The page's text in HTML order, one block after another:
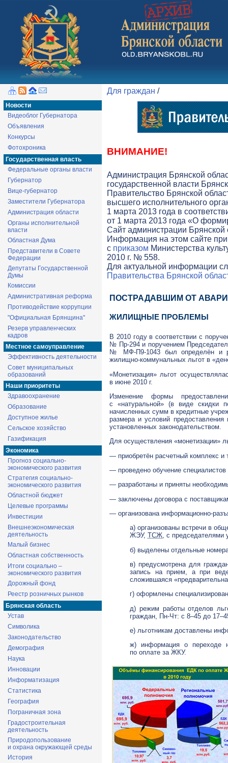
Новости
Видеоблог Губернатора
Объявления
Конкурсы
Фотохроника
Государственная власть
Федеральные органы власти
Губернатор
Вице-губернатор
Заместители Губернатора
Администрация области
Органы исполнительной
власти
Областная Дума
Представители в Совете
Федерации
Депутаты Государственной
Думы
Комиссии
Административная реформа
Противодействие коррупции
"Официальная Брянщина"
Резерв управленческих
кадров
Местное самоуправление
Эффективность деятельности
Совет муниципальных
образований
Наши приоритеты
Здравоохранение
Образование
Доступное жилье
Сельское хозяйство
Газификация
Экономика
Прогноз социально-
экономического развития
Стратегия социально-
экономического развития
Областной бюджет
Целевые программы
Инвестиции
Внешнеэкономическая
деятельность
Малый бизнес
Областная собственность
Итоги социально –
экономического развития
Дорожный фонд
Реестр розничных рынков
Брянская область
Устав
Символика
Законодательство
Демография
Наука
Инновации
Информатизация
Статистика
География
Пограничная зона
Градостроительная
деятельность
Природопользование
и охрана окружающей среды
История
Для граждан /
ВНИМАНИЕ!
Администрация Брянской
государственной власти
Правительство Брянской
высшего исполнительного
1 марта 2013 года в
от 1 марта 2013 года «О
Cайт администрации Брянской
Информация на этом сайте
с приказом Министерства
2010 г. № 558.
Для актуальной информации
Правительства Брянской
ПОСТРАДАВШИМ ОТ
ЖИЛИЩНЫЕ ПРОБЛЕМЫ
В 2010 году в соответствии с
№ Пр-294и поручением
№
МФ-П9-1043 был определён и
жилищно-коммунальных льгот в
«Монетизация» льгот
в июне 2010 г.
Изменение формы
с «натуральной» (в виде скидки
начисленных сумм в кредитные
размера и условий
установленных законодательством.
Для осуществления «монетизации»
— приобретён расчетный комплекс и
— проведено обучение
— разработаны и приняты
— заключены договора с
— организована информационно-
а) организованы встречи в
ЖЭУ, ТСЖ, с председателями
б) выделены отдельные
в) предусмотрена для
запись на прием, а при
сложившаяся
г) оформлены
д) режим работы отделов
граждан, Пн-Чт: с 8–45 до
е) льготникам доставлены
ж) информация о переходе
по оплате за ЖКУ.